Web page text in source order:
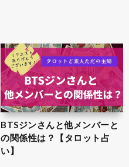
BTSジンさんと他メンバーと
の関係性は？【タロット占
い】